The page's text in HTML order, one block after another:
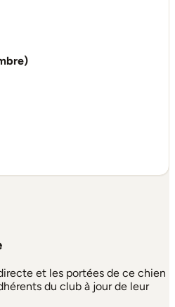
et les portées de ce chien
du club à jour de leur